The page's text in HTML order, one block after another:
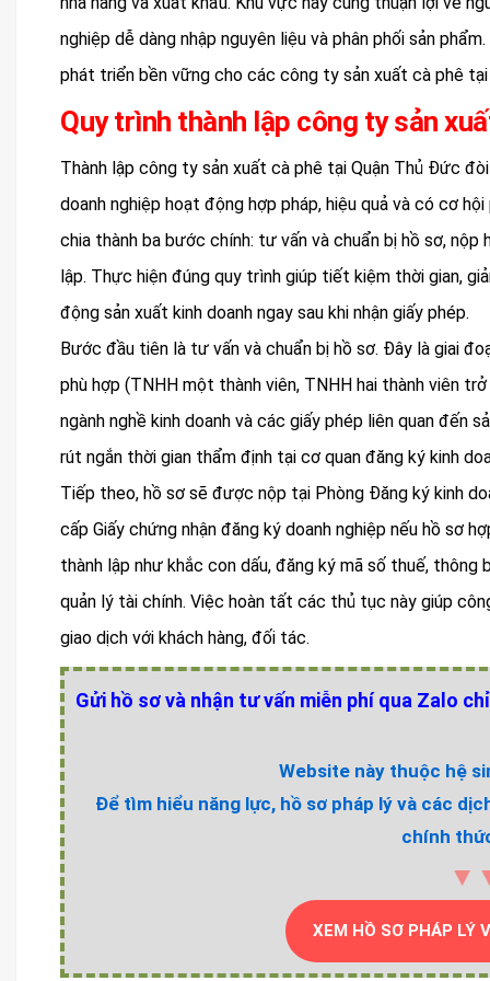
nghiệp dễ dàng nhập nguyên liệu và phân phối sản
phát triển bền vững cho các công ty sản xuất cà phê
Quy trình thành lập công ty sản
Thành lập công ty sản xuất cà phê tại Quận Thủ Đức
doanh nghiệp hoạt động hợp pháp, hiệu quả và có cơ
chia thành ba bước chính: tư vấn và chuẩn bị hồ sơ,
lập. Thực hiện đúng quy trình giúp tiết kiệm thời gian,
động sản xuất kinh doanh ngay sau khi nhận giấy phép.
Bước đầu tiên là tư vấn và chuẩn bị hồ sơ. Đây là giai
phù hợp (TNHH một thành viên, TNHH hai thành viên
ngành nghề kinh doanh và các giấy phép liên quan đến
rút ngắn thời gian thẩm định tại cơ quan đăng ký kinh
Tiếp theo, hồ sơ sẽ được nộp tại Phòng Đăng ký kinh
cấp Giấy chứng nhận đăng ký doanh nghiệp nếu hồ sơ
thành lập như khắc con dấu, đăng ký mã số thuế, thông
quản lý tài chính. Việc hoàn tất các thủ tục này giúp
giao dịch với khách hàng, đối tác.
Gửi hồ sơ và nhận tư vấn miễn phí qua Zalo
Website này thuộc hệ
Để tìm hiểu năng lực, hồ sơ pháp lý và các
chính
XEM HỒ SƠ PHÁP LÝ